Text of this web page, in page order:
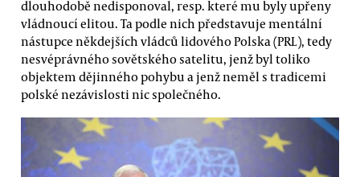
dlouhodobě nedisponoval, resp. které mu byly upřeny
vládnoucí elitou. Ta podle nich představuje mentální
nástupce někdejších vládců lidového Polska (PRL), tedy
nesvéprávného sovětského satelitu, jenž byl toliko
objektem dějinného pohybu a jenž neměl s tradicemi
polské nezávislosti nic společného.